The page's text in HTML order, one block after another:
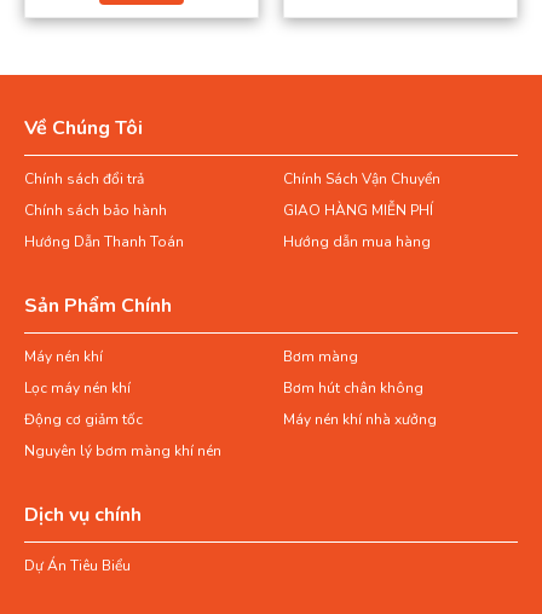
Về Chúng Tôi
Chính sách đổi trả
Chính Sách Vận Chuyển
Chính sách bảo hành
GIAO HÀNG MIỄN PHÍ
Hướng Dẫn Thanh Toán
Hướng dẫn mua hàng
Sản Phẩm Chính
Máy nén khí
Bơm màng
Lọc máy nén khí
Bơm hút chân không
Động cơ giảm tốc
Máy nén khí nhà xưởng
Nguyên lý bơm màng khí nén
Dịch vụ chính
Dự Án Tiêu Biểu